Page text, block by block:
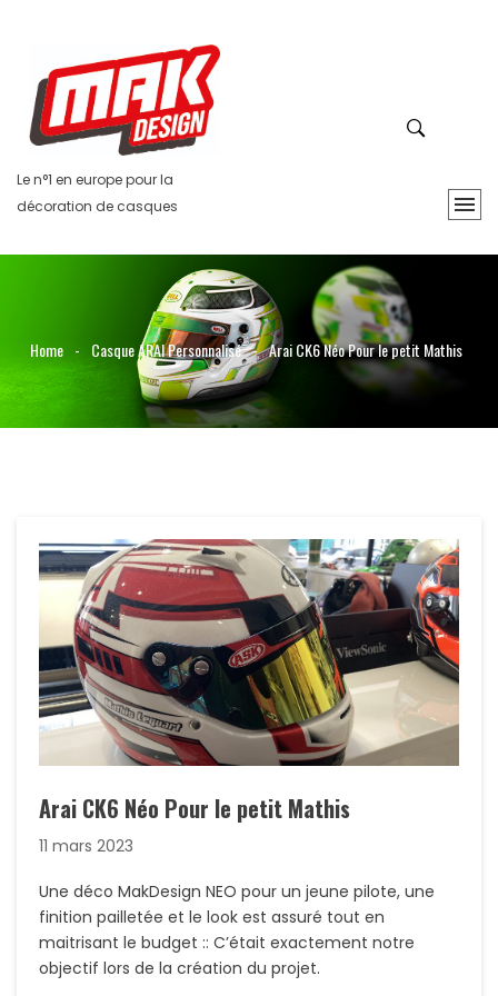
Le n°1 en europe pour la
décoration de casques
Home - Casque ARAI Personnalisé - Arai CK6 Néo Pour le petit Mathis
Arai CK6 Néo Pour le petit Mathis
11 mars 2023
Une déco MakDesign NEO pour un jeune pilote, une
finition pailletée et le look est assuré tout en
maitrisant le budget :: C’était exactement notre
objectif lors de la création du projet.